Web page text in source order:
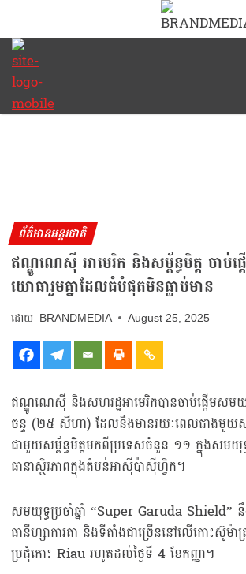
ព័ត៌មានអន្តរជាតិ
ឥណ្ឌូណេស៊ី អាមេរិក និងសម្ព័ន្ធមិត្ត ចាប់ផ្ត
យោធារួមគ្នាដែលធំបំផុតមិនធ្លាប់មាន
BRANDMEDIA August 25, 2025
ឥណ្ឌូណេស៊ី និងសហរដ្ឋអាមេរិកបានចាប់ផ្តើមសមយុទ្
ចន្ទ (២៥ សីហា) ដែលនឹងមានរយៈពេលជាងមួ
ជាមួយសម្ព័ន្ធមិត្តមកពីប្រទេសចំនួន ១១ ក្នុងសម
ធានាស្ថិរភាពក្នុងតំបន់អាស៊ីប៉ាស៊ីហ្វិក។
សមយុទ្ធប្រចាំឆ្នាំ “Super Garuda Shield” នឹង
ធានីហ្សាការតា និងទីតាំងជាច្រើននៅលើកោះស៊ូម៉
ប្រជុំកោះ Riau រហូតដល់ថ្ងៃទី 4 ខែកញ្ញា។